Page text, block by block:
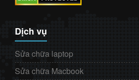
Dịch vụ
Sửa chữa laptop
Sửa chữa Macbook